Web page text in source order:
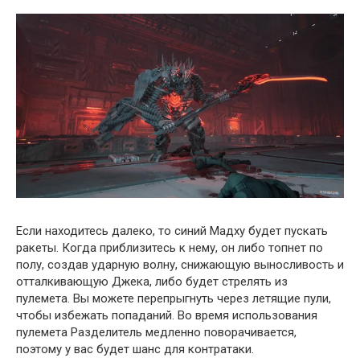
Если находитесь далеко, то синий Мадху будет пускать
ракеты. Когда приблизитесь к нему, он либо топнет по
полу, создав ударную волну, снижающую выносливость и
отталкивающую Джека, либо будет стрелять из
пулемета. Вы можете перепрыгнуть через летящие пули,
чтобы избежать попаданий. Во время использования
пулемета Разделитель медленно поворачивается,
поэтому у вас будет шанс для контратаки.